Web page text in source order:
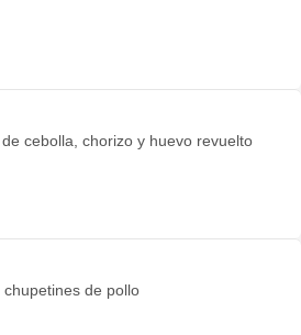
cebolla, chorizo y huevo revuelto
de pollo